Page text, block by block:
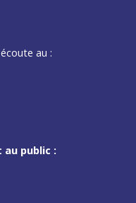
au :
au public :